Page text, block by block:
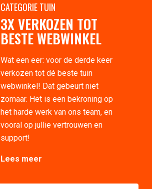
CATEGORIE TUIN
3X VERKOZEN TOT
BESTE WEBWINKEL
Wat een eer: voor de derde keer
verkozen tot dé beste tuin
webwinkel! Dat gebeurt niet
zomaar. Het is een bekroning op
het harde werk van ons team, en
vooral op jullie vertrouwen en
support!
Lees meer